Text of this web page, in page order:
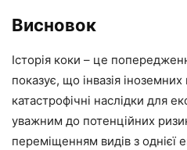
Висновок
Історія коки – це
показує, що інвазія
катастрофічні наслідки для
уважним до потенційних
переміщенням видів з однієї